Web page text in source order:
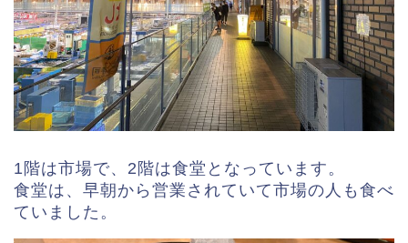
1階は市場で、2階は食堂となっています。
食堂は、早朝から営業されていて市場の人も食べ
ていました。